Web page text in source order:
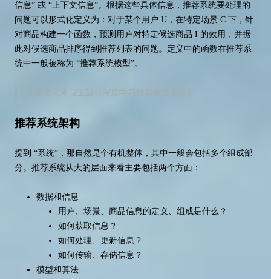
信息” 或 “上下文信息”。根据这些具体信息，推荐系统要处理的
问题可以形式化定义为：对于某个用户 U，在特定场景 C 下，针
对商品构建一个函数，预测用户对特定候选商品 I 的效用，并据
此对候选商品排序得到推荐列表的问题。定义中的函数在推荐系
统中一般被称为 “推荐系统模型”。
上述定义来自王喆《深度学习推荐系统实战》。
推荐系统架构
提到 “系统”，那自然是个有机整体，其中一般会包括多个组成部
分。推荐系统从大的层面来看主要包括两个方面：
数据和信息
用户、场景、商品信息的定义、组成是什么？
如何获取信息？
如何处理、更新信息？
如何传输、存储信息？
模型和算法